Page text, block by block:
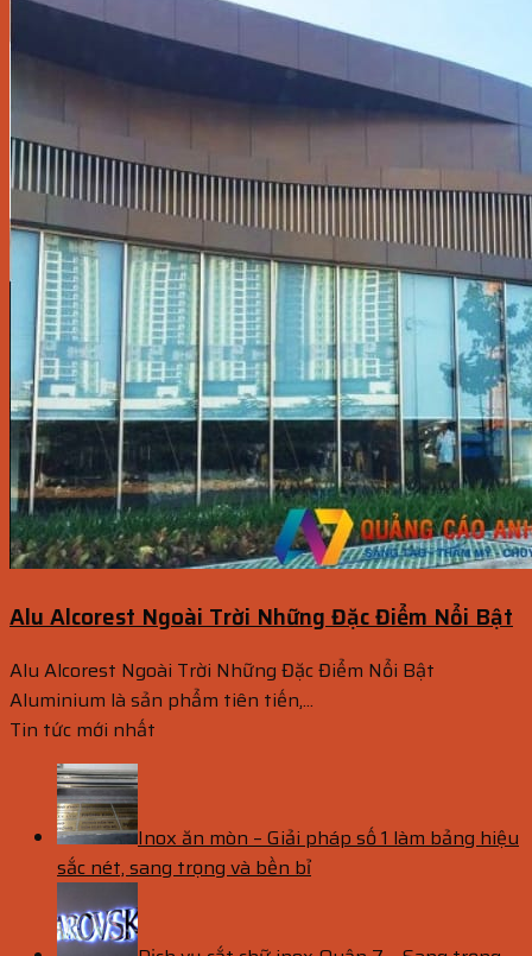
Alu Alcorest Ngoài Trời Những Đặc Điểm Nổi Bật
Alu Alcorest Ngoài Trời Những Đặc Điểm Nổi Bật
Aluminium là sản phẩm tiên tiến,...
Tin tức mới nhất
Inox ăn mòn – Giải pháp số 1 làm bảng hiệu
sắc nét, sang trọng và bền bỉ